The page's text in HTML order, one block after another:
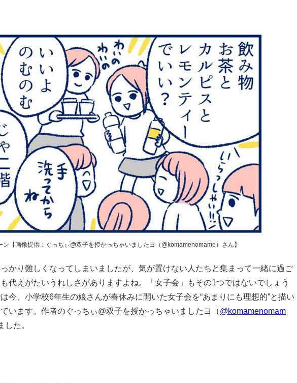
ン【画像提供：ぐっちぃ@双子を授かっちゃいましたヨ（@komamenomame）さん】
かり難しくなってしまいましたが、気が置けない人たちと集まって一緒に過ご
代えがたいうれしさがありますよね。「女子会」もその1つではないでしょう
今、小学校6年生の娘さんが春休みに開いた女子会を“あまりにも理想的”と描い
います。作者のぐっちぃ@双子を授かっちゃいましたヨ（@komamenomam
した。